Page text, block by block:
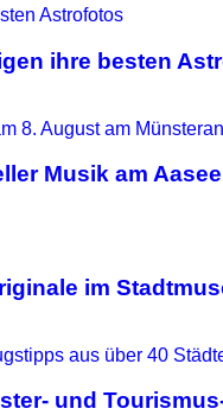
ihre besten
Musik am Aasee
im
und